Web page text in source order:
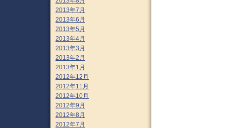
2013年7月
2013年6月
2013年5月
2013年4月
2013年3月
2013年2月
2013年1月
2012年12月
2012年11月
2012年10月
2012年9月
2012年8月
2012年7月